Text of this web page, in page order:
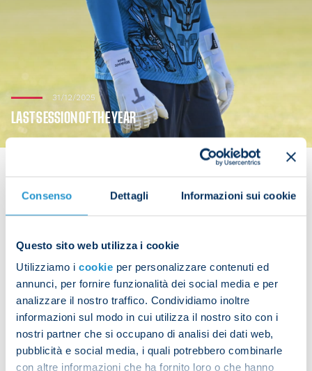
Consenso Dettagli Informazioni sui cookie
Questo sito web utilizza i cookie
Utilizziamo i cookie per personalizzare contenuti ed
annunci, per fornire funzionalità dei social media e per
analizzare il nostro traffico. Condividiamo inoltre
informazioni sul modo in cui utilizza il nostro sito con i
nostri partner che si occupano di analisi dei dati web,
pubblicità e social media, i quali potrebbero combinarle
con altre informazioni che ha fornito loro o che hanno
31/12/2025
LAST SESSION OF THE YEAR
The team were back at the training ground on
After some warm-up work, the focus switched to
drills on technique and tactics with Sunday's game
against Lazio in mind.
Share the article with your friends and support the